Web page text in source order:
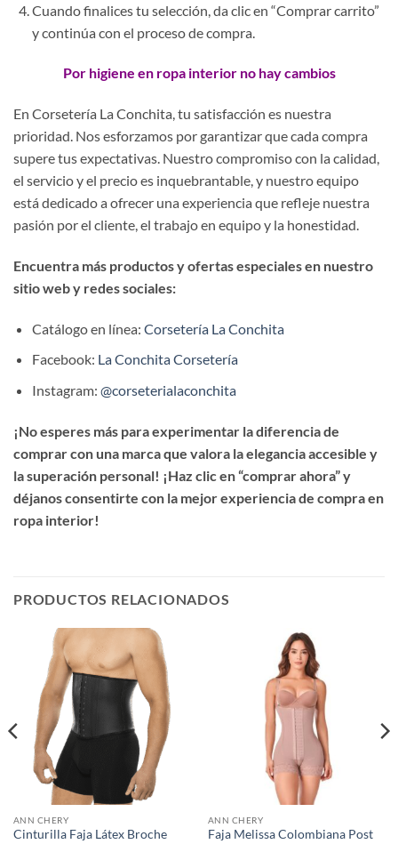
Cuando finalices tu selección, da clic en “Comprar carrito”
y continúa con el proceso de compra.
Por higiene en ropa interior no hay cambios
En Corsetería La Conchita, tu satisfacción es nuestra
prioridad. Nos esforzamos por garantizar que cada compra
supere tus expectativas. Nuestro compromiso con la calidad,
el servicio y el precio es inquebrantable, y nuestro equipo
está dedicado a ofrecer una experiencia que refleje nuestra
pasión por el cliente, el trabajo en equipo y la honestidad.
Encuentra más productos y ofertas especiales en nuestro
sitio web y redes sociales:
Catálogo en línea: Corsetería La Conchita
Facebook: La Conchita Corsetería
Instagram: @corseterialaconchita
¡No esperes más para experimentar la diferencia de
comprar con una marca que valora la elegancia accesible y
la superación personal! ¡Haz clic en “comprar ahora” y
déjanos consentirte con la mejor experiencia de compra en
ropa interior!
PRODUCTOS RELACIONADOS
ANN CHERY
Cinturilla Faja Látex Broche
ANN CHERY
Faja Melissa Colombiana Post